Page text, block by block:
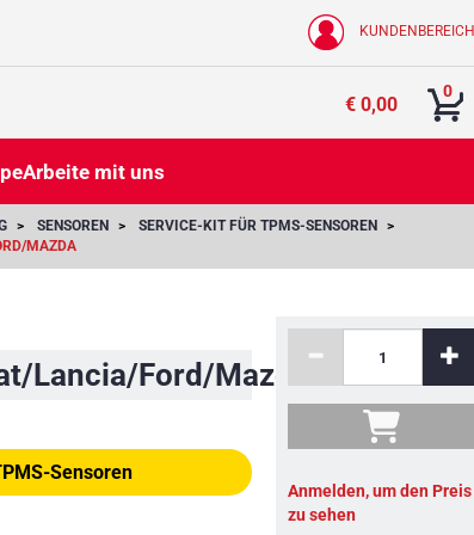
KUNDENBEREICH
0
€ 0,00
Arbeite mit uns
SENSOREN
SERVICE-KIT FÜR TPMS-SENSOREN
MAZDA
Lancia/Ford/Mazda
Sensoren
Anmelden, um den Preis
zu sehen